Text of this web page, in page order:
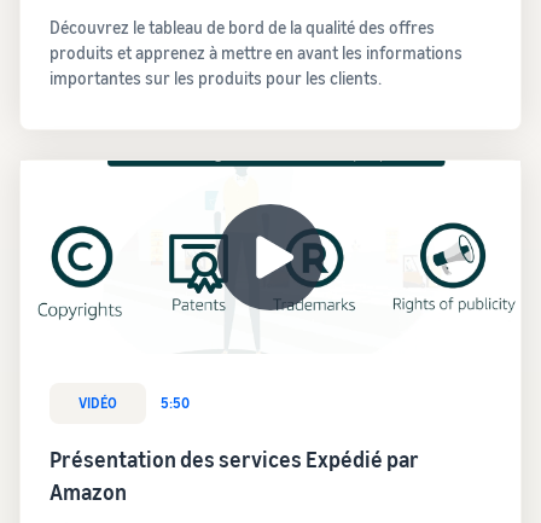
Découvrez le tableau de bord de la qualité des offres
produits et apprenez à mettre en avant les informations
importantes sur les produits pour les clients.
VIDÉO 5:50
Présentation des services Expédié par
Amazon